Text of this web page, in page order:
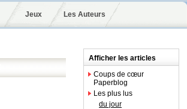
Jeux Les Auteurs
Afficher les articles
Coups de cœur
Paperblog
Les plus lus
du jour